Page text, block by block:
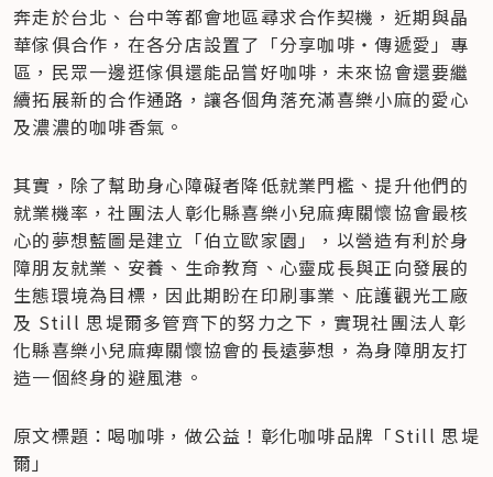
奔走於台北、台中等都會地區尋求合作契機，近期與晶
華傢俱合作，在各分店設置了「分享咖啡‧傳遞愛」專
區，民眾一邊逛傢俱還能品嘗好咖啡，未來協會還要繼
續拓展新的合作通路，讓各個角落充滿喜樂小麻的愛心
及濃濃的咖啡香氣。
其實，除了幫助身心障礙者降低就業門檻、提升他們的
就業機率，社團法人彰化縣喜樂小兒麻痺關懷協會最核
心的夢想藍圖是建立「伯立歐家園」，以營造有利於身
障朋友就業、安養、生命教育、心靈成長與正向發展的
生態環境為目標，因此期盼在印刷事業、庇護觀光工廠
及 Still 思堤爾多管齊下的努力之下，實現社團法人彰
化縣喜樂小兒麻痺關懷協會的長遠夢想，為身障朋友打
造一個終身的避風港。
原文標題：喝咖啡，做公益！彰化咖啡品牌「Still 思堤
爾」